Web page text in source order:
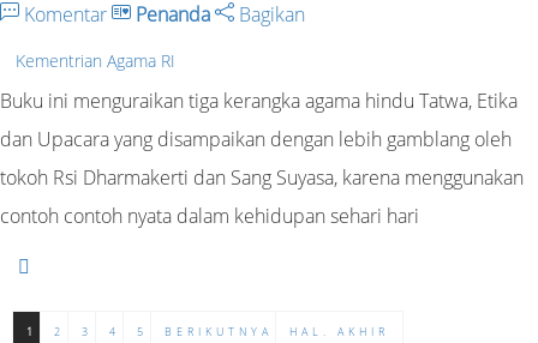
Komentar Penanda Bagikan
Kementrian Agama RI
Buku ini menguraikan tiga kerangka agama hindu Tatwa, Etika
dan Upacara yang disampaikan dengan lebih gamblang oleh
tokoh Rsi Dharmakerti dan Sang Suyasa, karena menggunakan
contoh contoh nyata dalam kehidupan sehari hari
1 2 3 4 5 BERIKUTNYA HAL. AKHIR